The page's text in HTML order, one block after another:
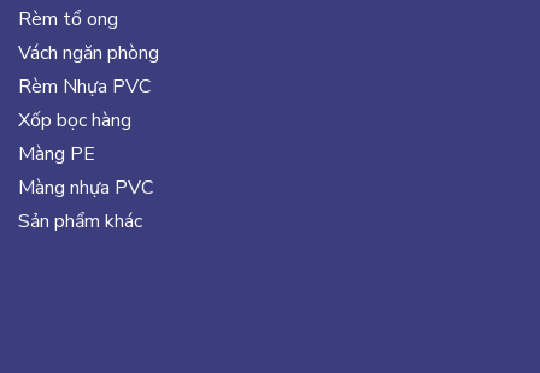
Rèm tổ ong
Vách ngăn phòng
Rèm Nhựa PVC
Xốp bọc hàng
Màng PE
Màng nhựa PVC
Sản phẩm khác